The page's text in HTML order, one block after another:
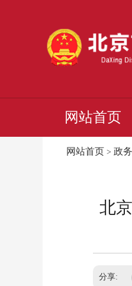
网站首页
网站首页 > 政
北
分享: